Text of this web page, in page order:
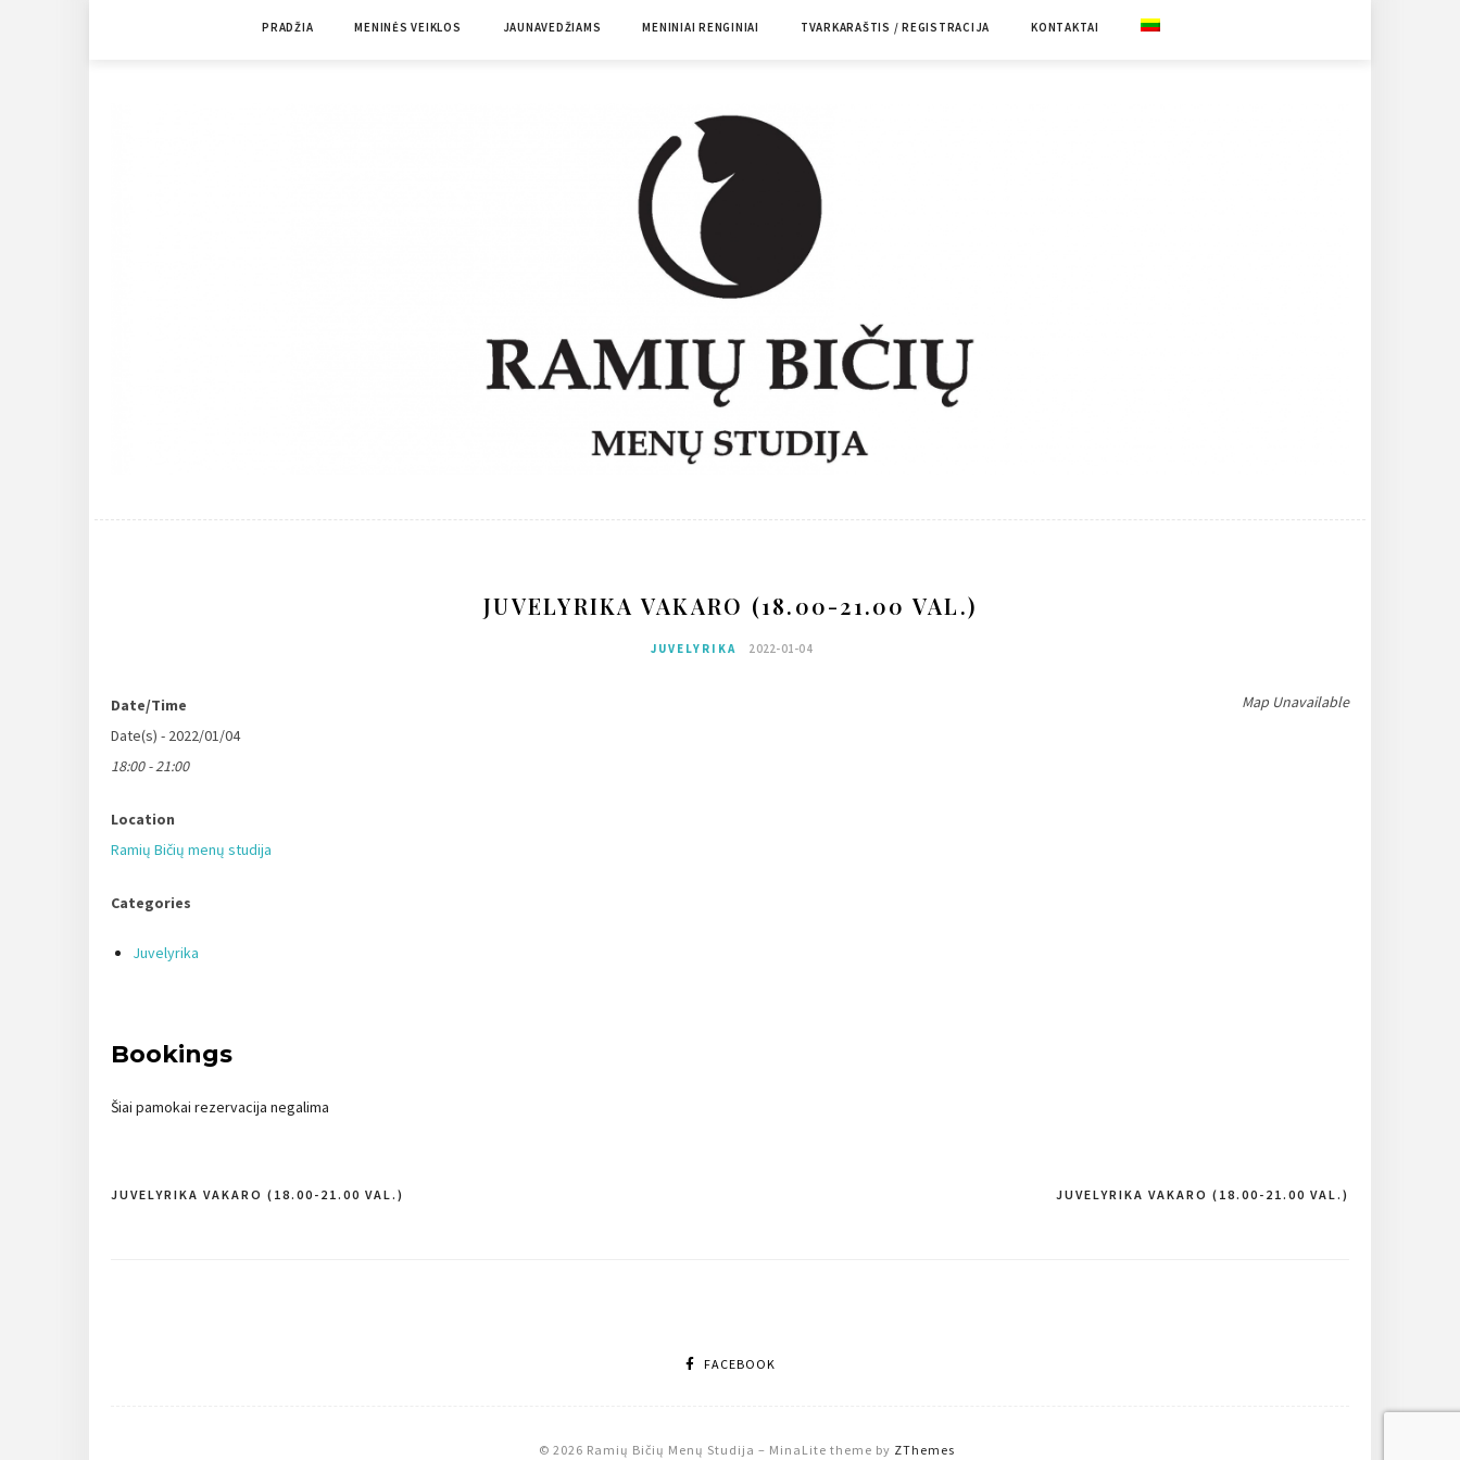
PRADŽIA MENINĖS VEIKLOS JAUNAVEDŽIAMS MENINIAI RENGINIAI TVARKARAŠTIS / REGISTRACIJA KONTAKTAI
JUVELYRIKA VAKARO (18.00-21.00 VAL.)
JUVELYRIKA 2022-01-04
Map Unavailable
Date/Time
Date(s) - 2022/01/04
18:00 - 21:00
Location
Ramių Bičių menų studija
Categories
Juvelyrika
Bookings
Šiai pamokai rezervacija negalima
Navigacija
JUVELYRIKA VAKARO (18.00-21.00 VAL.)
JUVELYRIKA VAKARO (18.00-21.00 VAL.)
FACEBOOK
© 2026 Ramių Bičių Menų Studija – MinaLite theme by ZThemes